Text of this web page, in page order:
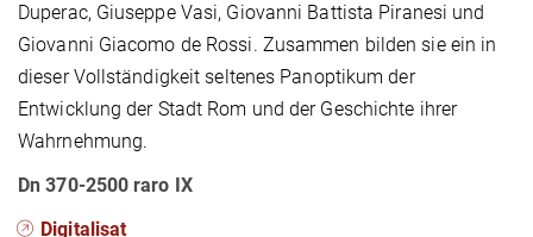
Duperac, Giuseppe Vasi, Giovanni Battista Piranesi und
Giovanni Giacomo de Rossi. Zusammen bilden sie ein in
dieser Vollständigkeit seltenes Panoptikum der
Entwicklung der Stadt Rom und der Geschichte ihrer
Wahrnehmung.
Dn 370-2500 raro IX
Digitalisat